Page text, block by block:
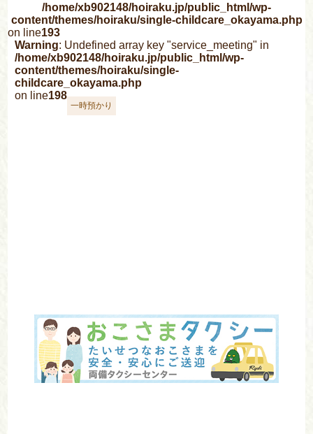
/home/xb902148/hoiraku.jp/public_html/wp-
content/themes/hoiraku/single-childcare_okayama.php
on line193
Warning: Undefined array key "service_meeting" in
/home/xb902148/hoiraku.jp/public_html/wp-
content/themes/hoiraku/single-
childcare_okayama.php
on line198
一時預かり